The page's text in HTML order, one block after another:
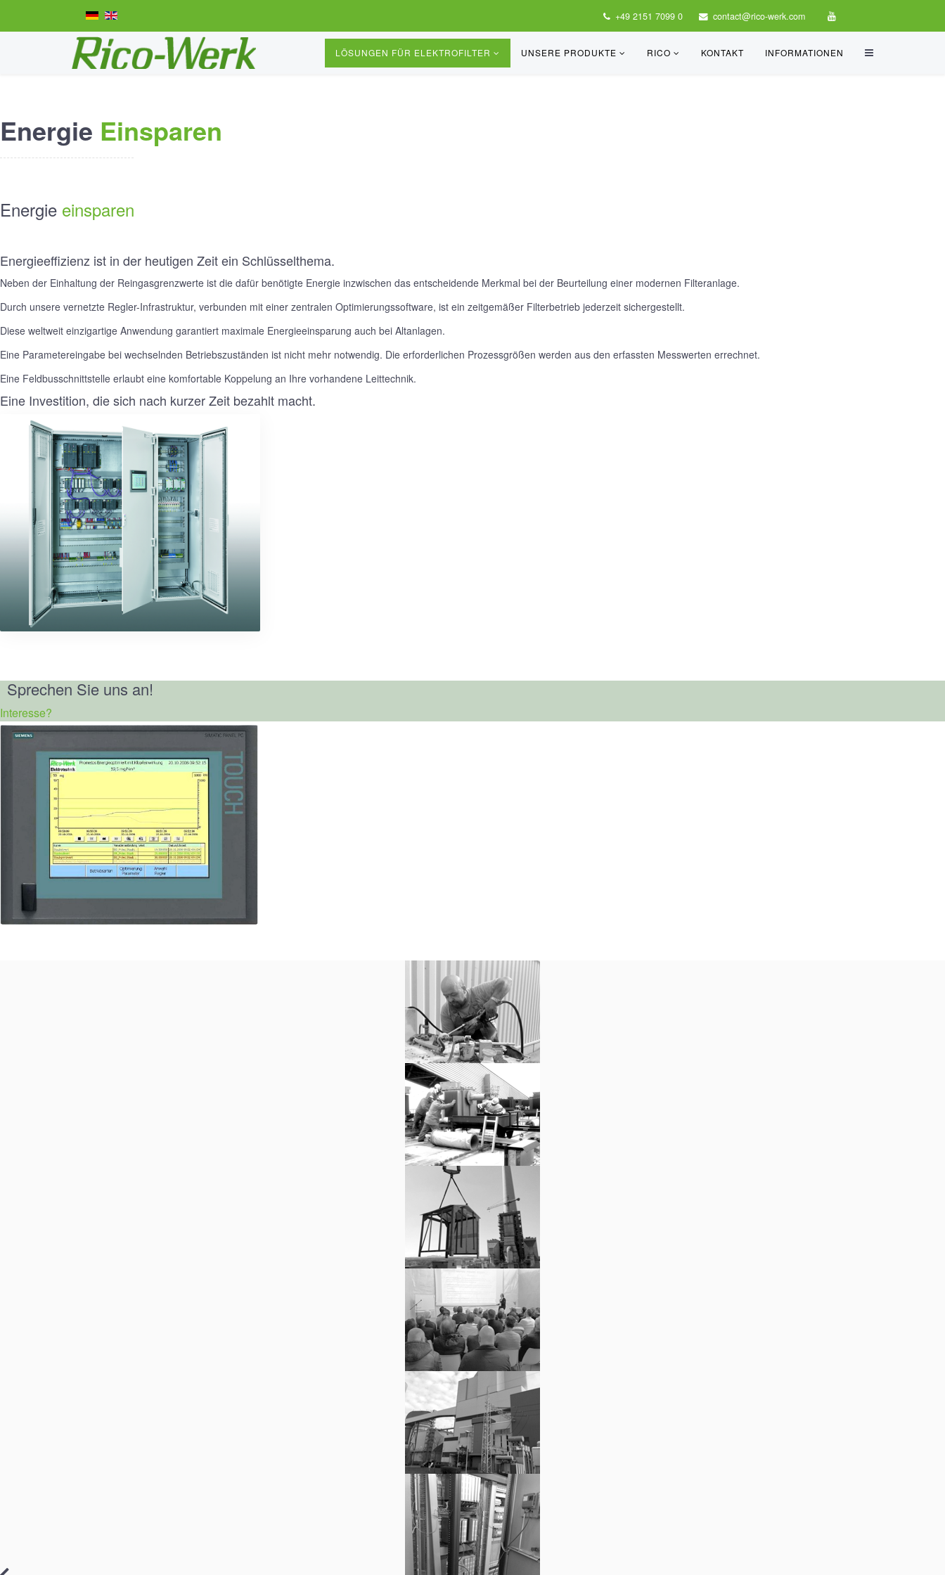
+49 2151 7099 0 contact@rico-werk.com
LÖSUNGEN FÜR ELEKTROFILTER UNSERE PRODUKTE RICO KONTAKT INFORMATIONEN
Energie Einsparen
Energie einsparen
Energieeffizienz ist in der heutigen Zeit ein Schlüsselthema.
Neben der Einhaltung der Reingasgrenzwerte ist die dafür benötigte Energie inzwischen das entscheidende Merkmal bei der Beurteilung einer modernen Filteranlage.
Durch unsere vernetzte Regler-Infrastruktur, verbunden mit einer zentralen Optimierungssoftware, ist ein zeitgemäßer Filterbetrieb jederzeit sichergestellt.
Diese weltweit einzigartige Anwendung garantiert maximale Energieeinsparung auch bei Altanlagen.
Eine Parametereingabe bei wechselnden Betriebszuständen ist nicht mehr notwendig. Die erforderlichen Prozessgrößen werden aus den erfassten Messwerten errechnet.
Eine Feldbusschnittstelle erlaubt eine komfortable Koppelung an Ihre vorhandene Leittechnik.
Eine Investition, die sich nach kurzer Zeit bezahlt macht.
Sprechen Sie uns an!
Interesse?